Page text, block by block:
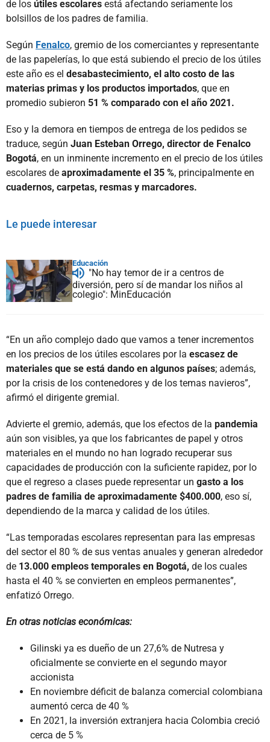
de los útiles escolares está afectando seriamente los
bolsillos de los padres de familia.
Según Fenalco, gremio de los comerciantes y representante
de las papelerías, lo que está subiendo el precio de los útiles
este año es el desabastecimiento, el alto costo de las
materias primas y los productos importados, que en
promedio subieron 51 % comparado con el año 2021.
Eso y la demora en tiempos de entrega de los pedidos se
traduce, según Juan Esteban Orrego, director de Fenalco
Bogotá, en un inminente incremento en el precio de los útiles
escolares de aproximadamente el 35 %, principalmente en
cuadernos, carpetas, resmas y marcadores.
Le puede interesar
Educación
"No hay temor de ir a centros de
diversión, pero sí de mandar los niños al
colegio": MinEducación
“En un año complejo dado que vamos a tener incrementos
en los precios de los útiles escolares por la escasez de
materiales que se está dando en algunos países; además,
por la crisis de los contenedores y de los temas navieros”,
afirmó el dirigente gremial.
Advierte el gremio, además, que los efectos de la pandemia
aún son visibles, ya que los fabricantes de papel y otros
materiales en el mundo no han logrado recuperar sus
capacidades de producción con la suficiente rapidez, por lo
que el regreso a clases puede representar un gasto a los
padres de familia de aproximadamente $400.000, eso sí,
dependiendo de la marca y calidad de los útiles.
“Las temporadas escolares representan para las empresas
del sector el 80 % de sus ventas anuales y generan alrededor
de 13.000 empleos temporales en Bogotá, de los cuales
hasta el 40 % se convierten en empleos permanentes”,
enfatizó Orrego.
En otras noticias económicas:
Gilinski ya es dueño de un 27,6% de Nutresa y
oficialmente se convierte en el segundo mayor
accionista
En noviembre déficit de balanza comercial colombiana
aumentó cerca de 40 %
En 2021, la inversión extranjera hacia Colombia creció
cerca de 5 %